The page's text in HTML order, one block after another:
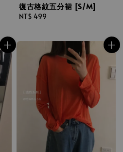
復古格紋五分裙 [S/M]
Regular
NT$ 499